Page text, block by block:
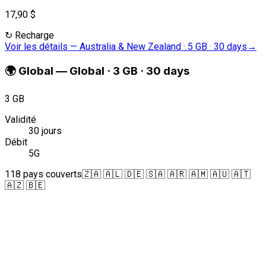
17,90 $
↻ Recharge
Voir les détails — Australia & New Zealand · 5 GB · 30 days →
🌍 Global — Global · 3 GB · 30 days
3 GB
Validité
30 jours
Débit
5G
118 pays couverts🇿🇦 🇦🇱 🇩🇪 🇸🇦 🇦🇷 🇦🇲 🇦🇺 🇦🇹
🇦🇿 🇧🇪